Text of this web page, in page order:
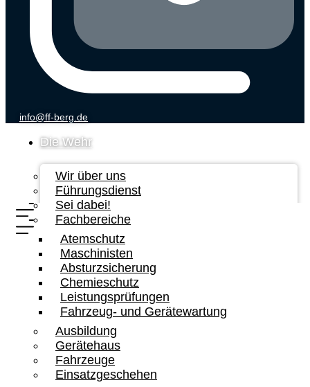
info@ff-berg.de
Die Wehr
Wir über uns
Führungsdienst
Sei dabei!
Fachbereiche
Atemschutz
Maschinisten
Absturzsicherung
Chemieschutz
Leistungsprüfungen
Fahrzeug- und Gerätewartung
Ausbildung
Gerätehaus
Fahrzeuge
Einsatzgeschehen